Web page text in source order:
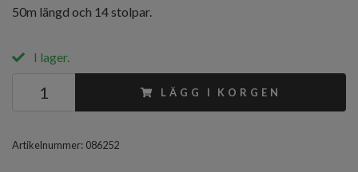
50m längd och 14 stolpar.
I lager.
LÄGG I KORGEN
Artikelnummer: 086252